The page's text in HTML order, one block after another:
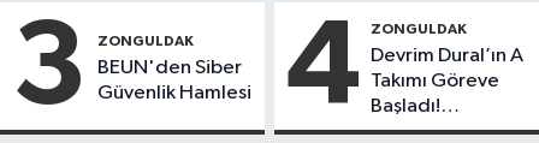
Başladı
3 ZONGULDAK
BEUN'den Siber
Güvenlik Hamlesi
4 ZONGULDAK
Devrim Dural’ın A
Takımı Göreve
Başladı!
Yönetimde